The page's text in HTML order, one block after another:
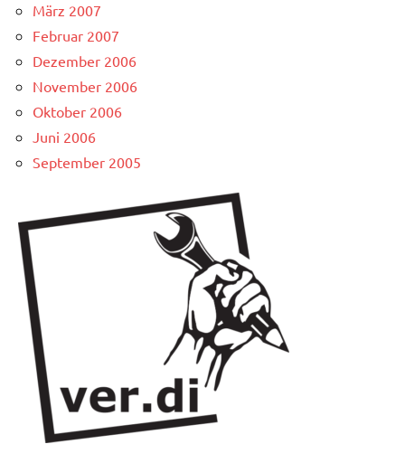
März 2007
Februar 2007
Dezember 2006
November 2006
Oktober 2006
Juni 2006
September 2005